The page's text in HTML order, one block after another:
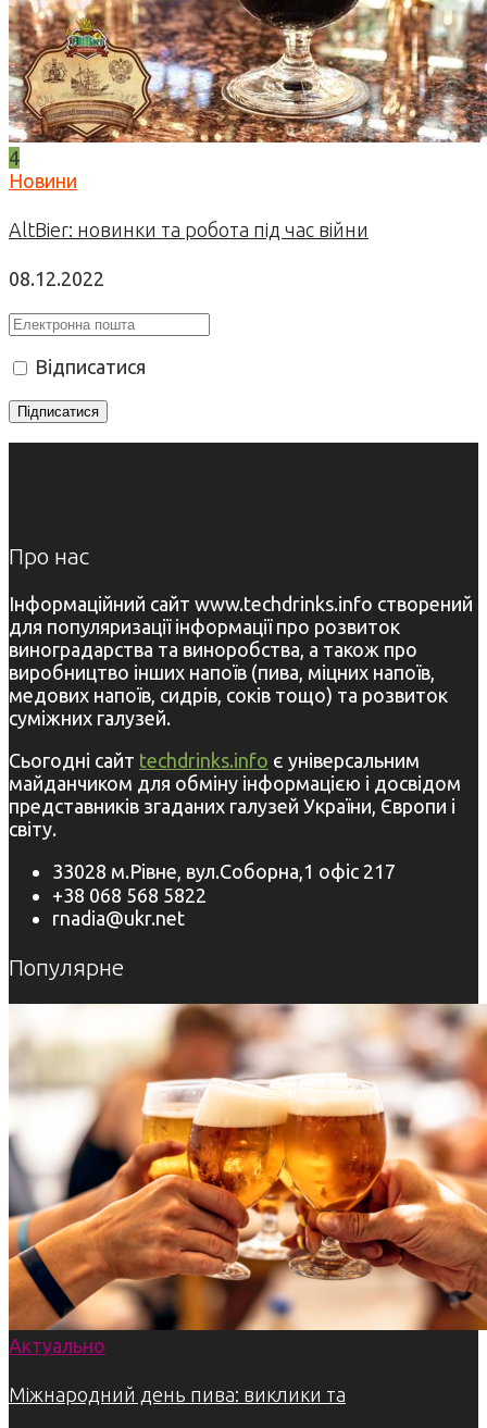
4
Новини
AltBier: новинки та робота під час війни
08.12.2022
Відписатися
Про нас
Інформаційний сайт www.techdrinks.info створений
для популяризації інформації про розвиток
виноградарства та виноробства, а також про
виробництво інших напоїв (пива, міцних напоїв,
медових напоїв, сидрів, соків тощо) та розвиток
суміжних галузей.
Сьогодні сайт techdrinks.info є універсальним
майданчиком для обміну інформацією і досвідом
представників згаданих галузей України, Європи і
світу.
33028 м.Рівне, вул.Соборна,1 офіс 217
+38 068 568 5822
rnadia@ukr.net
Популярне
Актуально
Міжнародний день пива: виклики та